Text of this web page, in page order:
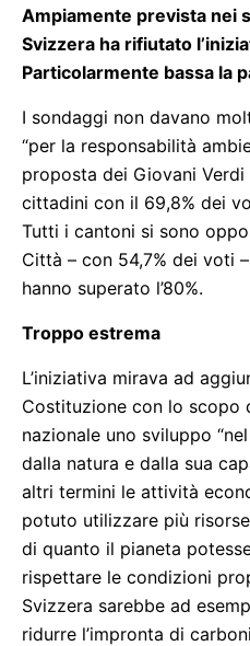
Ampiamente prevista nei
Svizzera ha rifiutato
Particolarmente bassa la
I sondaggi non davano
“per la responsabilità
proposta dei Giovani
cittadini con il 69,8% dei
Tutti i cantoni si sono
Città – con 54,7% dei voti
hanno superato l’80%.
Troppo estrema
L’iniziativa mirava ad
Costituzione con lo scopo
nazionale uno sviluppo
dalla natura e dalla sua
altri termini le attività
potuto utilizzare più
di quanto il pianeta
rispettare le condizioni
Svizzera sarebbe ad
ridurre l’impronta di